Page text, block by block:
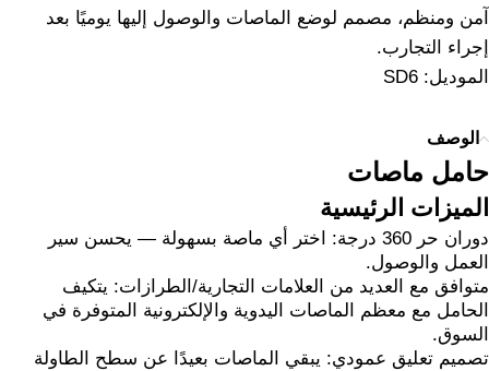
آمن ومنظم، مصمم لوضع الماصات والوصول إليها يوميًا بعد
إجراء التجارب.
الموديل: SD6
الوصف
حامل ماصات
الميزات الرئيسية
دوران حر 360 درجة: اختر أي ماصة بسهولة — يحسن سير
العمل والوصول.
متوافق مع العديد من العلامات التجارية/الطرازات: يتكيف
الحامل مع معظم الماصات اليدوية والإلكترونية المتوفرة في
السوق.
تصميم تعليق عمودي: يبقي الماصات بعيدًا عن سطح الطاولة